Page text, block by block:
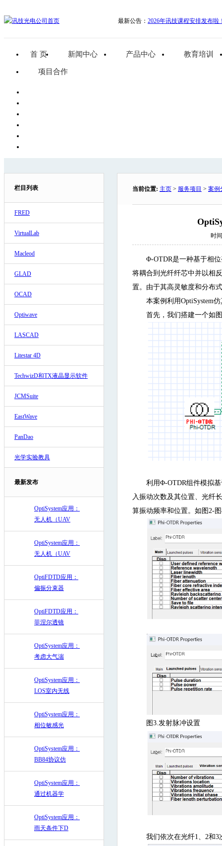
最新公告： 2026年讯技课程安排发布啦
首 页 新闻中心 产品中心 教育培训
项目合作
栏目列表
FRED
VirtualLab
Macleod
GLAD
OCAD
Optiwave
LASCAD
Litestar 4D
TechwizD和TX液晶显示软件
JCMSuite
EastWave
PanDao
光学实验教具
最新发布
OptiSystem应用：
无人机（UAV
OptiSystem应用：
无人机（UAV
OptiFDTD应用：
偏振分束器
OptiFDTD应用：
菲涅尔透镜
OptiSystem应用：
考虑大气湍
OptiSystem应用：
LOS室内无线
OptiSystem应用：
相位敏感光
OptiSystem应用：
BB84协议仿
OptiSystem应用：
通过机器学
OptiSystem应用：
雨天条件下D
当前位置: 主页 > 服务项目 > 案例
时
Φ-OTDR是一种基于相
将耦合到光纤纤芯中并以相
置。由于其高灵敏度和分布
本案例利用OptiSystem
首先，我们搭建一个如
利用Φ-OTDR组件模拟
入振动次数及其位置、光纤
算振动频率和位置。如图2-
图3.发射脉冲设置
我们依次在光纤1、2和